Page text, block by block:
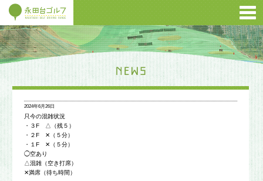
2024年6月26日
只今の混雑状況
・３F △（残５）
・２F ✕（５分）
・１F ✕（５分）
◯空あり
△混雑（空き打席）
✕満席（待ち時間）